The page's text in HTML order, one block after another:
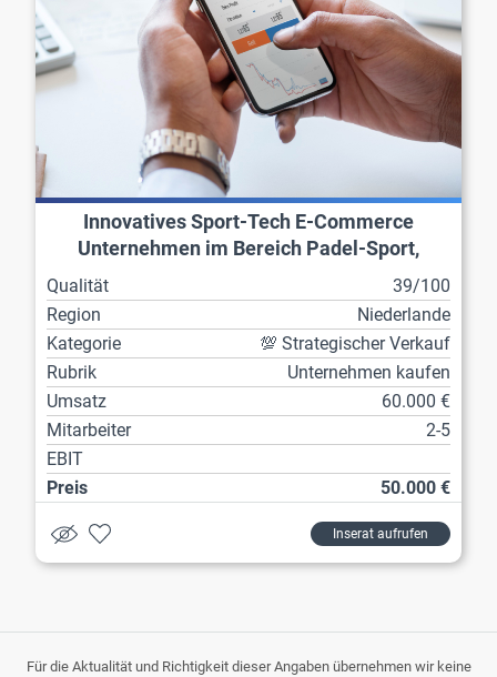
Innovatives Sport-Tech E-Commerce
Unternehmen im Bereich Padel-Sport,
Qualität
39/100
Region
Niederlande
Kategorie
💯 Strategischer Verkauf
Rubrik
Unternehmen kaufen
Umsatz
60.000 €
Mitarbeiter
2-5
EBIT
Preis
50.000 €
Inserat aufrufen
Für die Aktualität und Richtigkeit dieser Angaben übernehmen wir keine